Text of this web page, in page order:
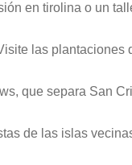
en tirolina o un
las plantaciones
que separa San
de las islas